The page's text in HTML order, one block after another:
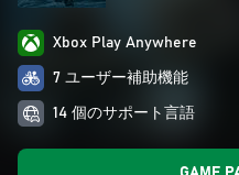
Xbox Play Anywhere
7 ユーザー補助機能
14 個のサポート言語